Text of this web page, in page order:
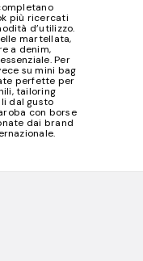
più ricercati
d’utilizzo.
martellata,
a denim,
Per
su mini bag
perfette per
tailoring
dal gusto
con borse
dai brand